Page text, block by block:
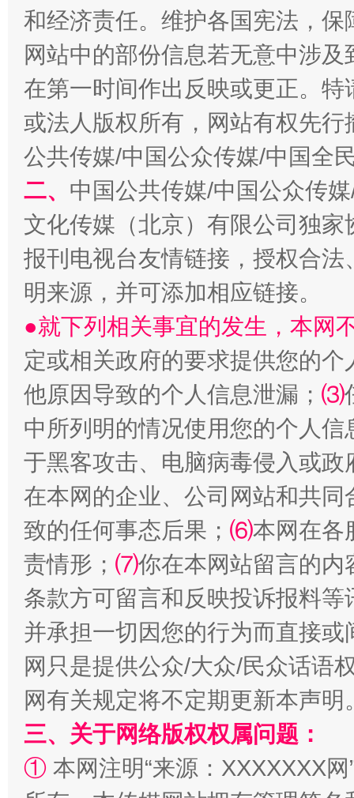
“刷贴”乱象丛生
生
揭批美国五大"原罪" "炒
和经济责任。维护各国宪法，
网站中的部份信息若无意中涉
在第一时间作出反映或更正。
或法人版权所有，网站有权先
公共传媒/中国公众传媒/中国全
二、 中国公共传媒/中国公众传
文化传媒（北京）有限公司独
报刊电视台友情链接，授权合
明来源，并可添加相应链接。
●就下列相关事宜的发生，本网
定或相关政府的要求提供您的个
他原因导致的个人信息泄漏； ⑶
中所列明的情况使用您的个人
于黑客攻击、电脑病毒侵入或
在本网的企业、公司网站和共
致的任何事态后果； ⑹本网在各
责情形； ⑺你在本网站留言的内
条款方可留言和反映投诉报料
并承担一切因您的行为而直接
网只是提供公众/大众/民众话语
网有关规定将不定期更新本声明
三、关于网络版权权属问题：
① 本网注明“来源：XXXXXXX